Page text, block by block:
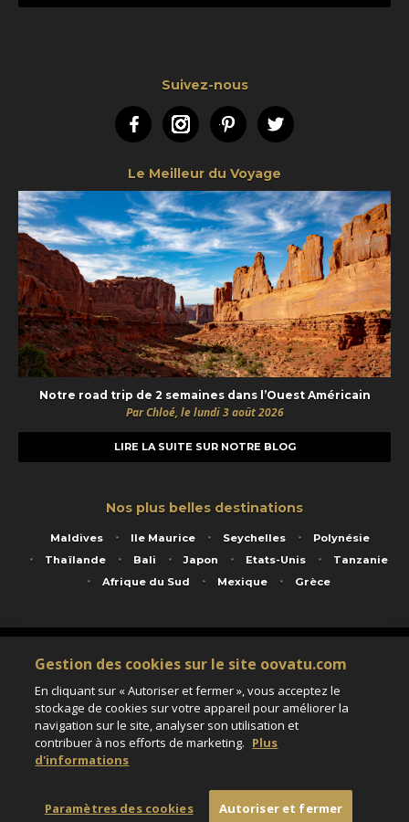
Suivez-nous
FacebookInstagramPinterestTwitter
Le Meilleur du Voyage
Notre road trip de 2 semaines dans l’Ouest Américain
Par Chloé, le lundi 3 août 2026
LIRE LA SUITE SUR NOTRE BLOG
Nos plus belles destinations
Maldives Ile Maurice Seychelles
Polynésie
Thaïlande
Bali Japon Etats-Unis
Tanzanie
Afrique du Sud
Mexique Grèce
Service animé par Nautil Voyages - 22 rue Georges Picquart 75017 Paris - S.A.S
au capital de 155 696 euros - RCS Paris B 423 671 973 - Code APE 7911Z
Matricule Atout France IM075100020 - Garantie financière Groupama - Agrément IATA
Assurance responsabilité civile et professionnelle HISCOX RCP0081066
Paramètres des cookies
Gestion des cookies sur le site oovatu.com
En cliquant sur « Autoriser et fermer », vous acceptez le
stockage de cookies sur votre appareil pour améliorer la
navigation sur le site, analyser son utilisation et
contribuer à nos efforts de marketing. Plus
d'informations
Paramètres des cookies Autoriser et fermer